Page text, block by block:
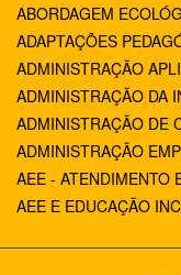
ABORDAGEM
ADAPTAÇÕES
ADMINISTRAÇÃO
ADMINISTRAÇÃO DA
ADMINISTRAÇÃO DE
ADMINISTRAÇÃO
AEE - ATENDIMENTO
AEE E EDUCAÇÃO